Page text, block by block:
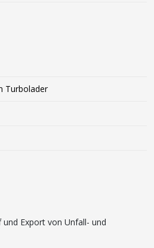
Turbolader
Export von Unfall- und